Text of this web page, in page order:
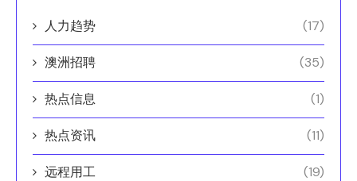
人力趋势 (17)
澳洲招聘 (35)
热点信息 (1)
热点资讯 (11)
远程用工 (19)